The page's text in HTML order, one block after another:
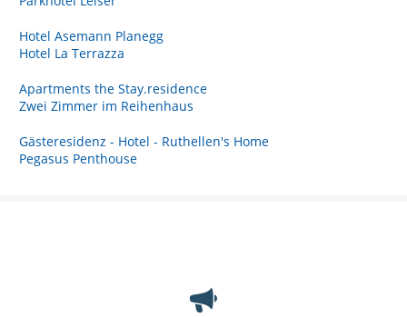
Hotel Asemann Planegg
Hotel La Terrazza
Apartments the Stay.residence
Zwei Zimmer im Reihenhaus
Gästeresidenz - Hotel - Ruthellen's Home
Pegasus Penthouse